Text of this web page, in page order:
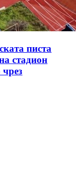
писта
стадион
чрез